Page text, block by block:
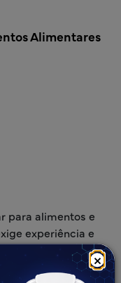
×
Alimentares
para alimentos e
experiência e
regulamentar
produtos